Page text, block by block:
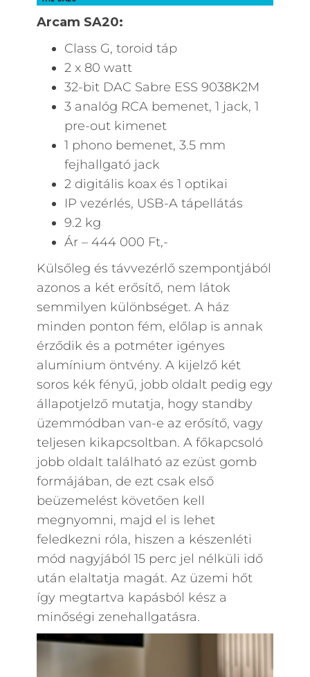
Arcam SA20:
Class G, toroid táp
2 x 80 watt
32-bit DAC Sabre ESS 9038K2M
3 analóg RCA bemenet, 1 jack, 1
pre-out kimenet
1 phono bemenet, 3.5 mm
fejhallgató jack
2 digitális koax és 1 optikai
IP vezérlés, USB-A tápellátás
9.2 kg
Ár – 444 000 Ft,-
Külsőleg és távvezérlő szempontjából
azonos a két erősítő, nem látok
semmilyen különbséget. A ház
minden ponton fém, előlap is annak
érződik és a potméter igényes
alumínium öntvény. A kijelző két
soros kék fényű, jobb oldalt pedig egy
állapotjelző mutatja, hogy standby
üzemmódban van-e az erősítő, vagy
teljesen kikapcsoltban. A főkapcsoló
jobb oldalt található az ezüst gomb
formájában, de ezt csak első
beüzemelést követően kell
megnyomni, majd el is lehet
feledkezni róla, hiszen a készenléti
mód nagyjából 15 perc jel nélküli idő
után elaltatja magát. Az üzemi hőt
így megtartva kapásból kész a
minőségi zenehallgatásra.